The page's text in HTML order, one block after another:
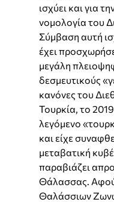
ισχύει και για
νομολογία του
Σύμβαση αυτή
έχει
μεγάλη
δεσμευτικούς
κανόνες του
Τουρκία, το
λεγόμενο
και είχε
μεταβατική
παραβιάζει
Θάλασσας.
Θαλάσσιων